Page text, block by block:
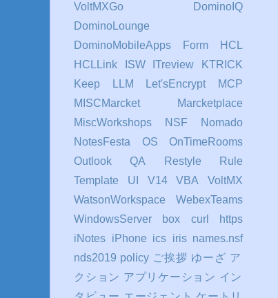
VoltMXGo
DominoIQ
DominoLounge
DominoMobileApps
Form
HCL
HCLLink
ISW ITreview
KTRICK
Keep
LLM Let'sEncrypt
MCP
MISCMarcket
Marcketplace
MiscWorkshops
NSF
Nomado
NotesFesta
OS
OnTimeRooms
Outlook
QA Restyle
Rule
Template
UI V14 VBA
VoltMX
WatsonWorkspace
WebexTeams
WindowsServer
box curl
https
iNotes iPhone ics iris names.nsf
nds2019 policy ご挨拶 ゆーざ ア
クション アプリケーション イン